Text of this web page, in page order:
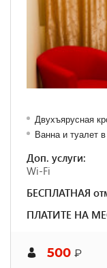
Двухъярусная
Ванна и туалет
Доп. услуги:
Wi-Fi
БЕСПЛАТНАЯ
ПЛАТИТЕ НА
500 ₽